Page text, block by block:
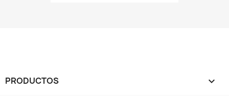
PRODUCTOS 